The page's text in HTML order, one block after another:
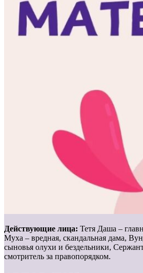
Действующие лица: Тетя Даша –
Муха – вредная, скандальная дама,
сыновья олухи и бездельники,
смотритель за правопорядком.